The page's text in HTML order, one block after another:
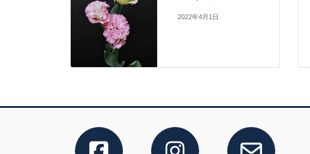
2022年4月1日